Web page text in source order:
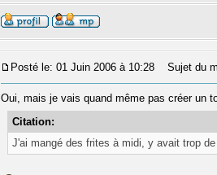
Posté le: 01 Juin 2006 à 10:28 Sujet du
Oui, mais je vais quand même pas créer un
Citation:
J'ai mangé des frites à midi, y avait trop